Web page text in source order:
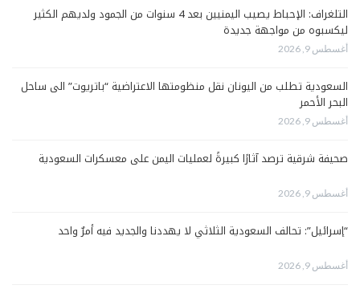
التلغراف: الإحباط يصيب اليمنيين بعد 4 سنوات من الجمود ولديهم الكثير
ليكسبوه من مواجهة جديدة
أغسطس 9, 2026
السعودية تطلب من اليونان نقل منظومتها الاعتراضية “باتريوت” الى ساحل
البحر الأحمر
أغسطس 9, 2026
صحيفة شرقية ترصد آثارًا كبيرةً لعمليات اليمن على معسكرات السعودية
أغسطس 9, 2026
“إسرائيل”: تحالف السعودية الثلاثي لا يهددنا والجديد فيه أمرٌ واحد
أغسطس 9, 2026